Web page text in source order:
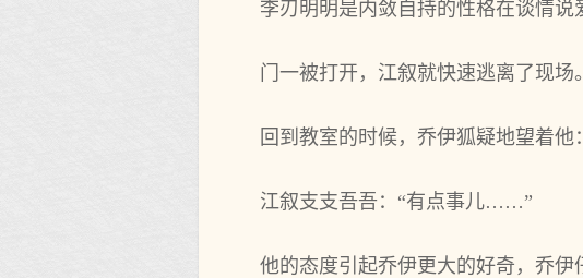
李刃明明是内敛自持的性格在谈情说
门一被打开，江叙就快速逃离了现场。
回到教室的时候，乔伊狐疑地望着他
江叙支支吾吾：“有点事儿……”
他的态度引起乔伊更大的好奇，乔伊